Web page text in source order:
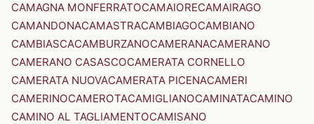
CAMAGNA MONFERRATOCAMAIORECAMAIRAGO
CAMANDONACAMASTRACAMBIAGOCAMBIANO
CAMBIASCACAMBURZANOCAMERANACAMERANO
CAMERANO CASASCOCAMERATA CORNELLO
CAMERATA NUOVACAMERATA PICENACAMERI
CAMERINOCAMEROTACAMIGLIANOCAMINATACAMINO
CAMINO AL TAGLIAMENTOCAMISANO